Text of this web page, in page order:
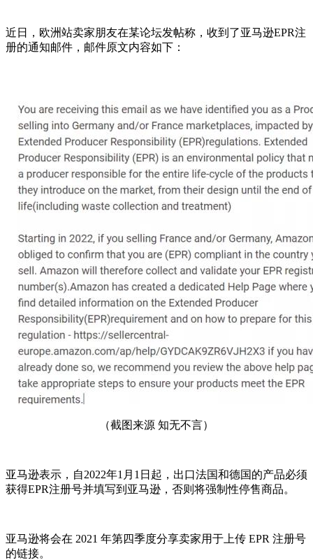
近日，欧洲站卖家朋友在某论坛发帖称，收到了亚马逊EPR注
册的通知邮件，邮件原文内容如下：
（截图来源 知无不言）
亚马逊表示，自2022年1月1日起，出口法国和德国的产品必须
获得EPR注册号并填写到亚马逊，否则将强制性停售商品。
亚马逊将会在 2021 年第四季度分享卖家用于上传 EPR 注册号
的链接。